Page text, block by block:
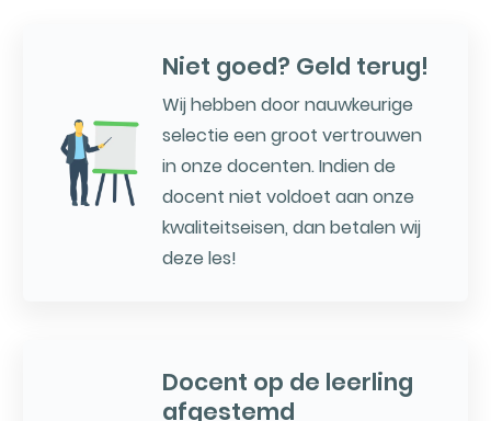
Niet goed? Geld terug!
Wij hebben door nauwkeurige
selectie een groot vertrouwen
in onze docenten. Indien de
docent niet voldoet aan onze
kwaliteitseisen, dan betalen wij
deze les!
Docent op de leerling
afgestemd